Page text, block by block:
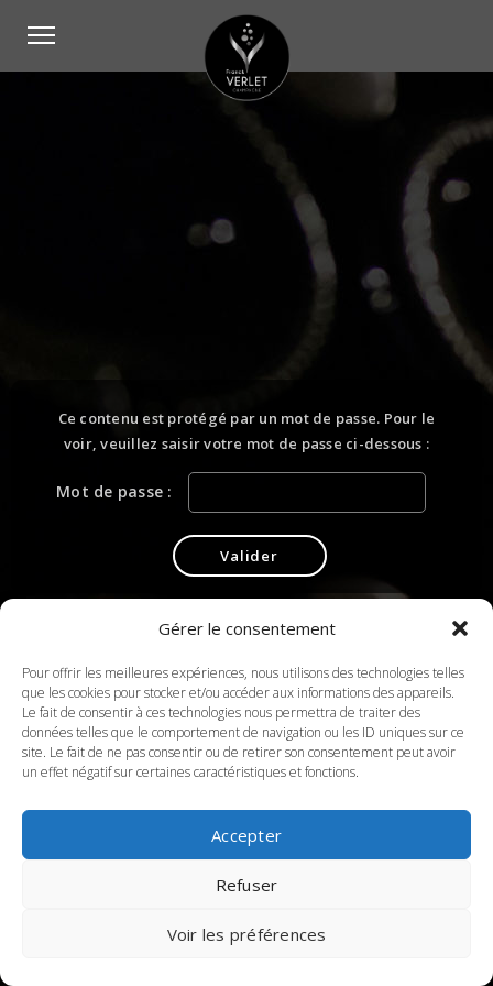
Gérer le consentement
Pour offrir les meilleures expériences, nous utilisons des technologies telles
que les cookies pour stocker et/ou accéder aux informations des appareils.
Le fait de consentir à ces technologies nous permettra de traiter des
données telles que le comportement de navigation ou les ID uniques sur ce
site. Le fait de ne pas consentir ou de retirer son consentement peut avoir
un effet négatif sur certaines caractéristiques et fonctions.
Accepter
Refuser
Voir les préférences
Ce contenu est protégé par un mot de passe. Pour le
voir, veuillez saisir votre mot de passe ci-dessous :
Mot de passe :